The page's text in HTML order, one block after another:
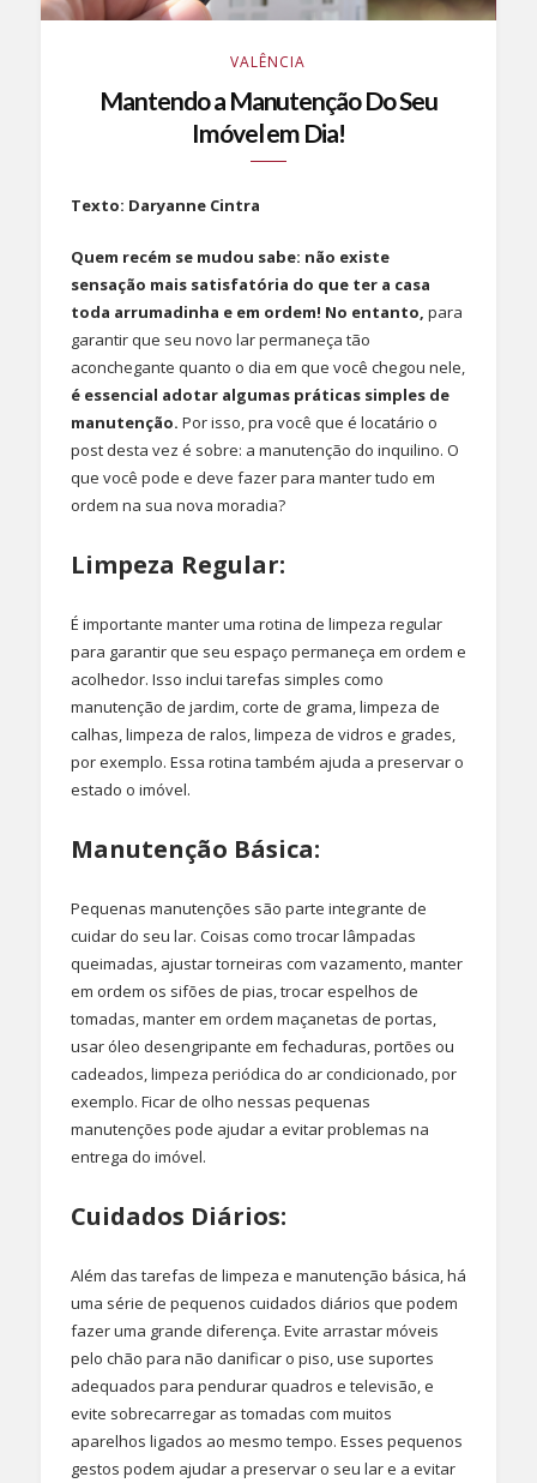
VALÊNCIA
Mantendo a Manutenção Do Seu
Imóvel em Dia!
Texto: Daryanne Cintra
Quem recém se mudou sabe: não existe
sensação mais satisfatória do que ter a casa
toda arrumadinha e em ordem! No entanto, para
garantir que seu novo lar permaneça tão
aconchegante quanto o dia em que você chegou nele,
é essencial adotar algumas práticas simples de
manutenção. Por isso, pra você que é locatário o
post desta vez é sobre: a manutenção do inquilino. O
que você pode e deve fazer para manter tudo em
ordem na sua nova moradia?
Limpeza Regular:
É importante manter uma rotina de limpeza regular
para garantir que seu espaço permaneça em ordem e
acolhedor. Isso inclui tarefas simples como
manutenção de jardim, corte de grama, limpeza de
calhas, limpeza de ralos, limpeza de vidros e grades,
por exemplo. Essa rotina também ajuda a preservar o
estado o imóvel.
Manutenção Básica:
Pequenas manutenções são parte integrante de
cuidar do seu lar. Coisas como trocar lâmpadas
queimadas, ajustar torneiras com vazamento, manter
em ordem os sifões de pias, trocar espelhos de
tomadas, manter em ordem maçanetas de portas,
usar óleo desengripante em fechaduras, portões ou
cadeados, limpeza periódica do ar condicionado, por
exemplo. Ficar de olho nessas pequenas
manutenções pode ajudar a evitar problemas na
entrega do imóvel.
Cuidados Diários:
Além das tarefas de limpeza e manutenção básica, há
uma série de pequenos cuidados diários que podem
fazer uma grande diferença. Evite arrastar móveis
pelo chão para não danificar o piso, use suportes
adequados para pendurar quadros e televisão, e
evite sobrecarregar as tomadas com muitos
aparelhos ligados ao mesmo tempo. Esses pequenos
gestos podem ajudar a preservar o seu lar e a evitar